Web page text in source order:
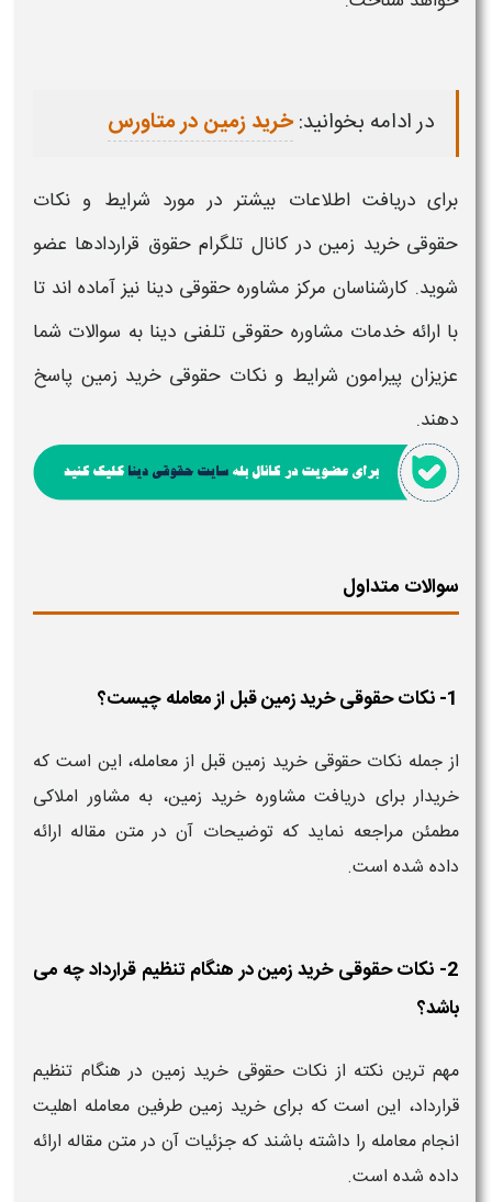
در ادامه بخوانید:خرید زمین در متاورس
برای دریافت اطلاعات بیشتر در مورد شرایط و نکات
حقوقی خرید زمین​ در کانال تلگرام حقوق قراردادها عضو
شوید. کارشناسان مرکز مشاوره حقوقی دینا نیز آماده اند تا
با ارائه خدمات مشاوره حقوقی تلفنی دینا به سوالات شما
عزیزان پیرامون شرایط و نکات حقوقی خرید زمین پاسخ
دهند.
سوالات متداول
1- نکات حقوقی خرید زمین قبل از معامله چیست؟
از جمله نکات حقوقی خرید زمین قبل از معامله، این است که
خریدار برای دریافت مشاوره خرید زمین، به مشاور املاکی
مطمئن مراجعه نماید که توضیحات آن در متن مقاله ارائه
داده شده است.
2- نکات حقوقی خرید زمین در هنگام تنظیم قرارداد چه می
باشد؟
مهم ترین نکته از نکات حقوقی خرید زمین در هنگام تنظیم
قرارداد، این است که برای خرید زمین طرفین معامله اهلیت
انجام معامله را داشته باشند که جزئیات آن در متن مقاله ارائه
داده شده است.